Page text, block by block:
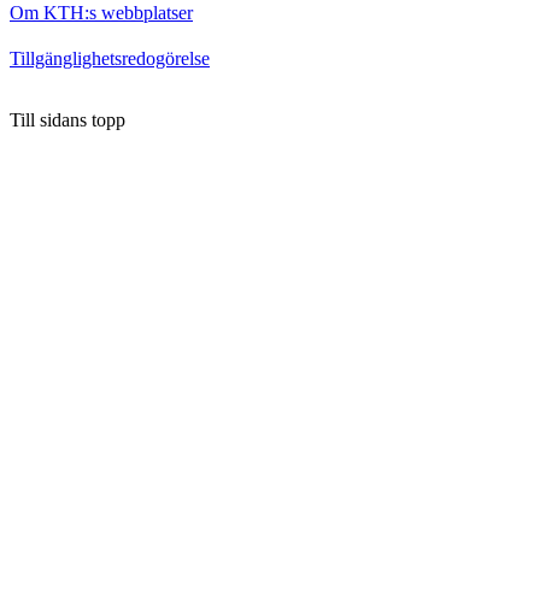
Om KTH:s webbplatser
Tillgänglighetsredogörelse
Till sidans topp